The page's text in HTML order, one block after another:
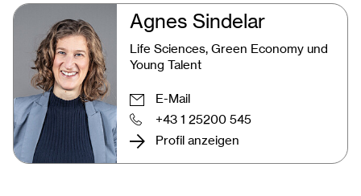
Agnes Sindelar
Life Sciences, Green Economy und
Young Talent
E-Mail
+43 1 25200 545
Profil anzeigen